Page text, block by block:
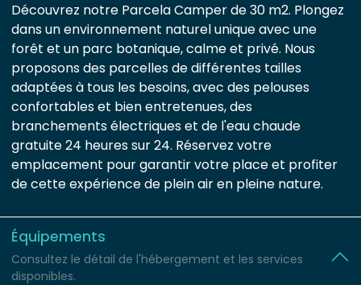
Découvrez notre Parcela Camper de 30 m2. Plongez
dans un environnement naturel unique avec une
forêt et un parc botanique, calme et privé. Nous
proposons des parcelles de différentes tailles
adaptées à tous les besoins, avec des pelouses
confortables et bien entretenues, des
branchements électriques et de l'eau chaude
gratuite 24 heures sur 24. Réservez votre
emplacement pour garantir votre place et profiter
de cette expérience de plein air en pleine nature.
Équipements
Consultez le détail de l'hébergement et les services
disponibles.